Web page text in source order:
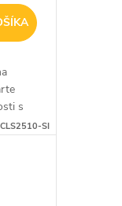
s
CLS2510-SI